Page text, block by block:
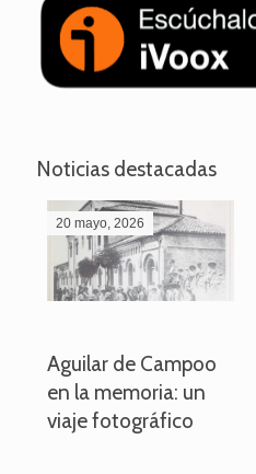
Noticias destacadas
20 mayo, 2026
Aguilar de Campoo
en la memoria: un
viaje fotográfico